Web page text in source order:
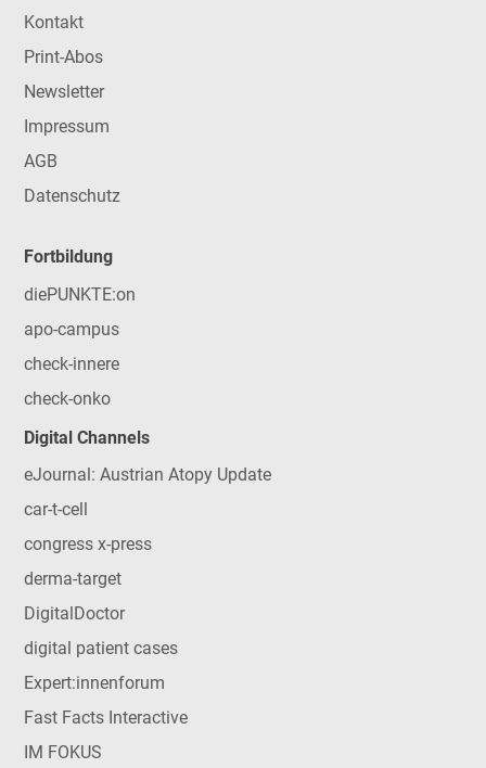
Kontakt
Print-Abos
Newsletter
Impressum
AGB
Datenschutz
Fortbildung
diePUNKTE:on
apo-campus
check-innere
check-onko
Digital Channels
eJournal: Austrian Atopy Update
car-t-cell
congress x-press
derma-target
DigitalDoctor
digital patient cases
Expert:innenforum
Fast Facts Interactive
IM FOKUS